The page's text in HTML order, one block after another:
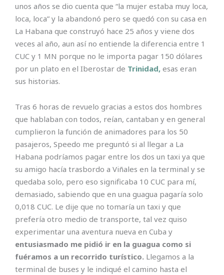
unos años se dio cuenta que “la mujer estaba muy loca,
loca, loca” y la abandonó pero se quedó con su casa en
La Habana que construyó hace 25 años y viene dos
veces al año, aun así no entiende la diferencia entre 1
CUC y 1 MN porque no le importa pagar 150 dólares
por un plato en el Iberostar de Trinidad, esas eran
sus historias.
Tras 6 horas de revuelo gracias a estos dos hombres
que hablaban con todos, reían, cantaban y en general
cumplieron la función de animadores para los 50
pasajeros, Speedo me preguntó si al llegar a La
Habana podríamos pagar entre los dos un taxi ya que
su amigo hacía trasbordo a Viñales en la terminal y se
quedaba solo, pero eso significaba 10 CUC para mí,
demasiado, sabiendo que en una guagua pagaría solo
0,018 CUC. Le dije que no tomaría un taxi y que
prefería otro medio de transporte, tal vez quiso
experimentar una aventura nueva en Cuba y
entusiasmado me pidió ir en la guagua como si
fuéramos a un recorrido turístico. Llegamos a la
terminal de buses y le indiqué el camino hasta el